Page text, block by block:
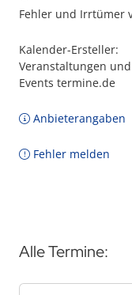
Fehler und Irrtümer
Kalender-Ersteller:
Veranstaltungen und
Events termine.de
Anbieterangaben
Fehler melden
Alle Termine: